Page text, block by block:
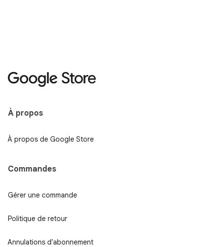
À propos
À propos de Google Store
Commandes
Gérer une commande
Politique de retour
Annulations d'abonnement